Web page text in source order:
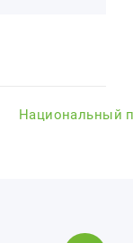
Национальный